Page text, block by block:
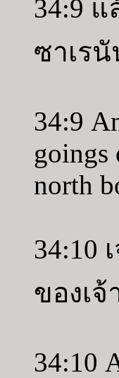
34:9
ซาเร
34:9
goings
north
34:10
ของเ
34:10